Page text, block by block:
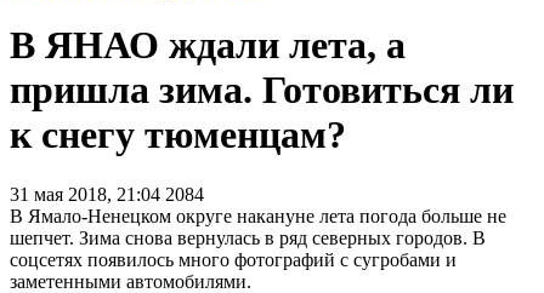
В ЯНАО ждали лета, а
пришла зима. Готовиться ли
к снегу тюменцам?
31 мая 2018, 21:04 2084
В Ямало-Ненецком округе накануне лета погода больше не
шепчет. Зима снова вернулась в ряд северных городов. В
соцсетях появилось много фотографий с сугробами и
заметенными автомобилями.